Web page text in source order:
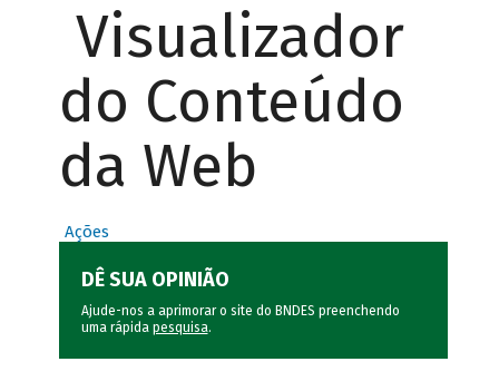
Visualizador
do Conteúdo
da Web
Ações
DÊ SUA OPINIÃO
Ajude-nos a aprimorar o site do BNDES preenchendo
uma rápida pesquisa.